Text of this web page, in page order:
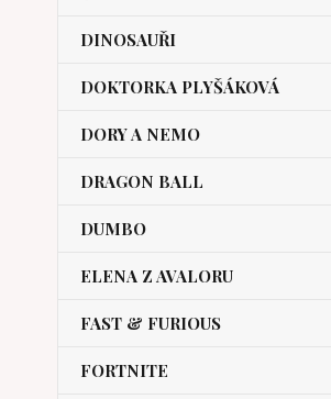
DINOSAUŘI
DOKTORKA PLYŠÁKOVÁ
DORY A NEMO
DRAGON BALL
DUMBO
ELENA Z AVALORU
FAST & FURIOUS
FORTNITE